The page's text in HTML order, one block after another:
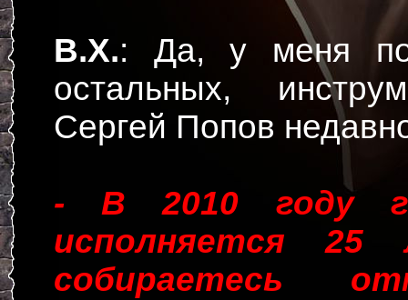
В.Х.: Да, у меня
остальных,
Сергей Попов
- В 2010 году
исполняется
собираетесь